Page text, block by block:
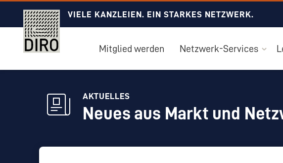
VIELE KANZLEIEN. EIN STARKES NETZWERK.
Mitglied werden Netzwerk-Services
AKTUELLES
Neues aus Markt und